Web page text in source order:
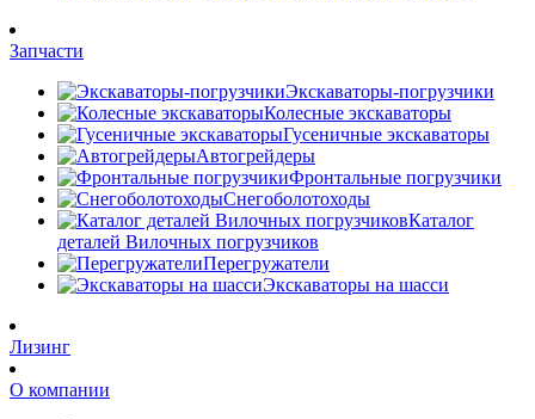
Запчасти
Экскаваторы-погрузчики
Колесные экскаваторы
Гусеничные экскаваторы
Автогрейдеры
Фронтальные погрузчики
Снегоболотоходы
Каталог
деталей Вилочных погрузчиков
Перегружатели
Экскаваторы на шасси
Лизинг
О компании